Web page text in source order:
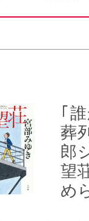
｢
葬
郎
望
め